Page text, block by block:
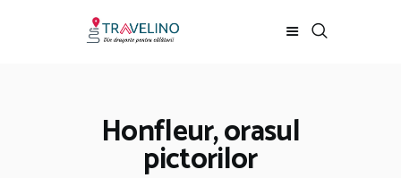
Honfleur, orasul
pictorilor
HOME
LOCURI VIZITATE